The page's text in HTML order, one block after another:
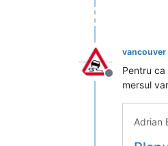
Deconectat
vancouver
Pentru
mersul
Adrian